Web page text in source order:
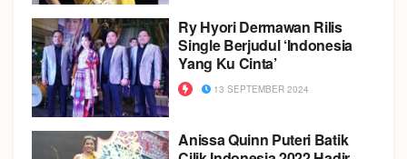
Ry Hyori Dermawan Rilis
Single Berjudul ‘Indonesia
Yang Ku Cinta’
13 SEPTEMBER 2024
Anissa Quinn Puteri Batik